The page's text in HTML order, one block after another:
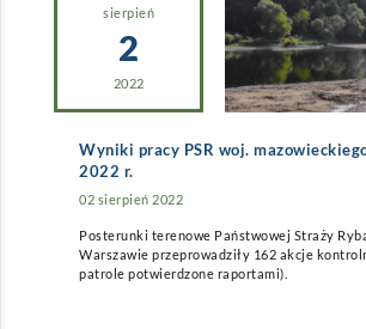
sierpień
2
2022
Wyniki pracy PSR woj.
2022 r.
02 sierpień 2022
Posterunki terenowe Państwowej Straży
Warszawie przeprowadziły 162 akcje
patrole potwierdzone raportami).